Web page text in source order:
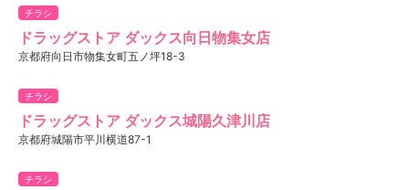
チラシ
ドラッグストア ダックス向日物集女店
京都府向日市物集女町五ノ坪18-3
チラシ
ドラッグストア ダックス城陽久津川店
京都府城陽市平川横道87-1
チラシ